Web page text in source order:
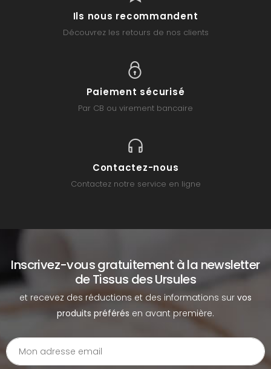
Ils nous recommandent
Découvrez les retours de nos clients
Paiement sécurisé
Par CB ou virement bancaire
Contactez-nous
Contactez notre service en ligne
Inscrivez-vous gratuitement à la newsletter
de Tissus des Ursules
et recevez des réductions et des informations sur vos
produits préférés en avant première.